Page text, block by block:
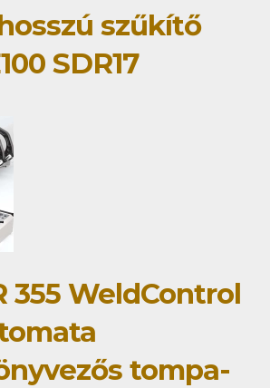
szűkítő
SDR17
355 WeldControl
tompa-